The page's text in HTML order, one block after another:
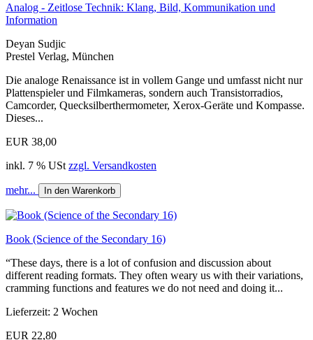
Analog - Zeitlose Technik: Klang, Bild, Kommunikation und
Information
Deyan Sudjic
Prestel Verlag, München
Die analoge Renaissance ist in vollem Gange und umfasst nicht nur
Plattenspieler und Filmkameras, sondern auch Transistorradios,
Camcorder, Quecksilberthermometer, Xerox-Geräte und Kompasse.
Dieses...
EUR 38,00
inkl. 7 % USt zzgl. Versandkosten
mehr... In den Warenkorb
Book (Science of the Secondary 16)
“These days, there is a lot of confusion and discussion about
different reading formats. They often weary us with their variations,
cramming functions and features we do not need and doing it...
Lieferzeit: 2 Wochen
EUR 22,80